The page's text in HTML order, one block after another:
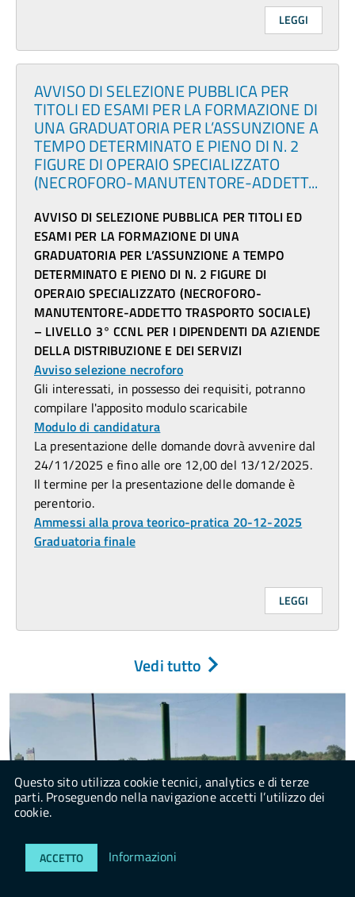
LEGGI
AVVISO DI SELEZIONE PUBBLICA PER
TITOLI ED ESAMI PER LA FORMAZIONE DI
UNA GRADUATORIA PER L’ASSUNZIONE A
TEMPO DETERMINATO E PIENO DI N. 2
FIGURE DI OPERAIO SPECIALIZZATO
(NECROFORO-MANUTENTORE-ADDETT...
AVVISO DI SELEZIONE PUBBLICA PER TITOLI ED
ESAMI PER LA FORMAZIONE DI UNA
GRADUATORIA PER L’ASSUNZIONE A TEMPO
DETERMINATO E PIENO DI N. 2 FIGURE DI
OPERAIO SPECIALIZZATO (NECROFORO-
MANUTENTORE-ADDETTO TRASPORTO SOCIALE)
– LIVELLO 3° CCNL PER I DIPENDENTI DA AZIENDE
DELLA DISTRIBUZIONE E DEI SERVIZI
Avviso selezione necroforo
Gli interessati, in possesso dei requisiti, potranno
compilare l'apposito modulo scaricabile
Modulo di candidatura
La presentazione delle domande dovrà avvenire dal
24/11/2025 e fino alle ore 12,00 del 13/12/2025.
Il termine per la presentazione delle domande è
perentorio.
Ammessi alla prova teorico-pratica 20-12-2025
Graduatoria finale
LEGGI
Vedi tutto
Questo sito utilizza cookie tecnici, analytics e di terze
parti. Proseguendo nella navigazione accetti l’utilizzo dei
cookie.
ACCETTO Informazioni